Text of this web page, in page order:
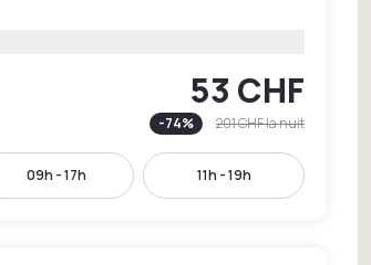
53 CHF
-74% 201 CHFla nuit
09h - 17h 11h - 19h